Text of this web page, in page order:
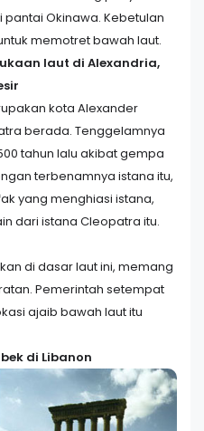
Okinawa. Kebetulan
memotret bawah laut.
laut di Alexandria,
kota Alexander
berada. Tenggelamnya
tahun lalu akibat gempa
terbenamnya istana itu,
yang menghiasi istana,
dari istana Cleopatra itu.
di dasar laut ini, memang
Pemerintah setempat
ajaib bawah laut itu
di Libanon